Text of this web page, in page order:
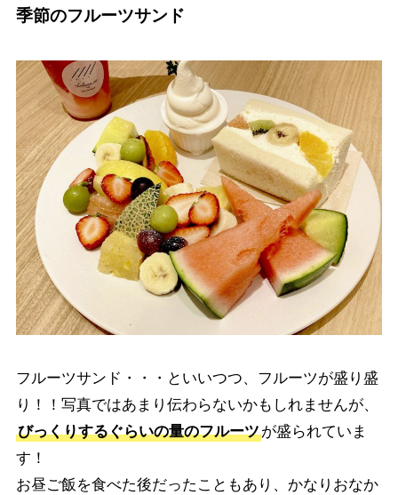
季節のフルーツサンド
フルーツサンド・・・といいつつ、フルーツが盛り盛
り！！写真ではあまり伝わらないかもしれませんが、
びっくりするぐらいの量のフルーツが盛られていま
す！
お昼ご飯を食べた後だったこともあり、かなりおなか